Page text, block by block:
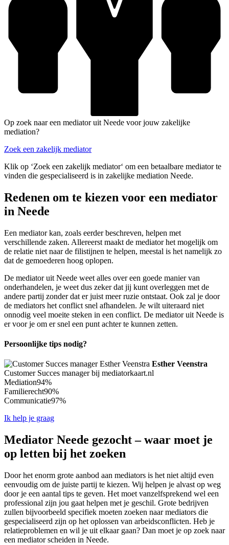
Op zoek naar een mediator uit Neede voor jouw zakelijke
mediation?
Zoek een zakelijk mediator
Klik op ‘Zoek een zakelijk mediator‘ om een betaalbare mediator te
vinden die gespecialiseerd is in zakelijke mediation Neede.
Redenen om te kiezen voor een mediator
in Neede
Een mediator kan, zoals eerder beschreven, helpen met
verschillende zaken. Allereerst maakt de mediator het mogelijk om
de relatie niet naar de filistijnen te helpen, meestal is het namelijk zo
dat de gemoederen hoog oplopen.
De mediator uit Neede weet alles over een goede manier van
onderhandelen, je weet dus zeker dat jij kunt overleggen met de
andere partij zonder dat er juist meer ruzie ontstaat. Ook zal je door
de mediators het conflict snel afhandelen. Je wilt uiteraard niet
onnodig veel moeite steken in een conflict. De mediator uit Neede is
er voor je om er snel een punt achter te kunnen zetten.
Persoonlijke tips nodig?
Esther Veenstra
Customer Succes manager bij mediatorkaart.nl
Mediation94%
Familierecht90%
Communicatie97%
Ik help je graag
Mediator Neede gezocht – waar moet je
op letten bij het zoeken
Door het enorm grote aanbod aan mediators is het niet altijd even
eenvoudig om de juiste partij te kiezen. Wij helpen je alvast op weg
door je een aantal tips te geven. Het moet vanzelfsprekend wel een
professional zijn jou gaat helpen met je geschil. Grote bedrijven
zullen bijvoorbeeld specifiek moeten zoeken naar mediators die
gespecialiseerd zijn op het oplossen van arbeidsconflicten. Heb je
relatieproblemen en wil je uit elkaar gaan? Dan moet je op zoek naar
een mediator scheiden in Neede.